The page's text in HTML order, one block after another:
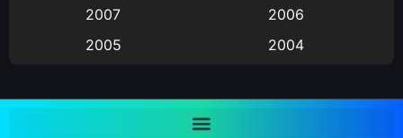
Big tits (นมใหญ่)
Bitch (ผู้หญิงร่าน)
2007
2006
2005
2004